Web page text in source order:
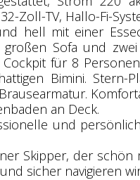
Zoll-TV, Hallo-Fi-
hell mit einer
Sofa und zwei
für 8
Bimini. Stern-
an Deck.
und
Skipper, der schön
sicher navigieren